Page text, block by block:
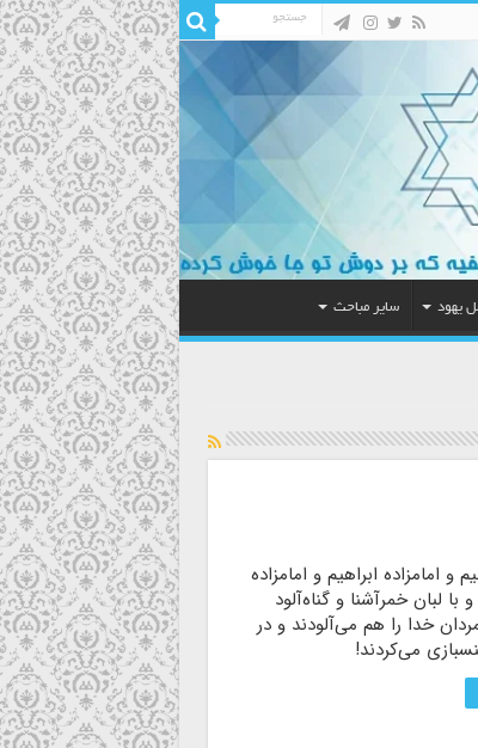
یهود سایر مباحث
و امامزاده ابراهیم و امامزاده
لبان خمرآشنا و گناه‌آلود
خدا را هم می‌آلودند و در
می‌کردند!